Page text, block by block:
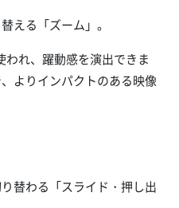
える「ズーム」。
われ、躍動感を演出できま
よりインパクトのある映像
替わる「スライド・押し出